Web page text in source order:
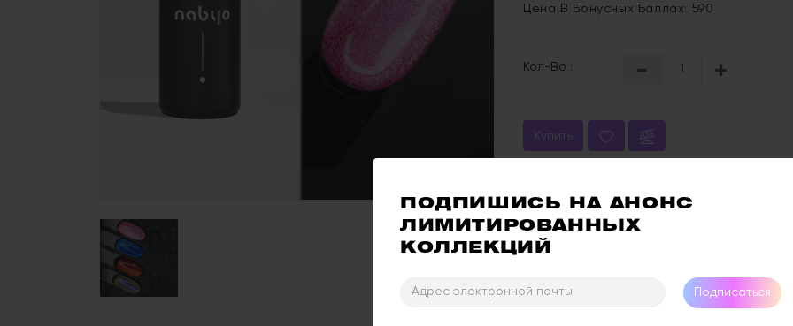
ПОДПИШИСЬ НА АНОНС
ЛИМИТИРОВАННЫХ
КОЛЛЕКЦИЙ
Подписаться
Цена В Бонусных Баллах: 590
Кол-Во :
Купить
Отзывы: 0